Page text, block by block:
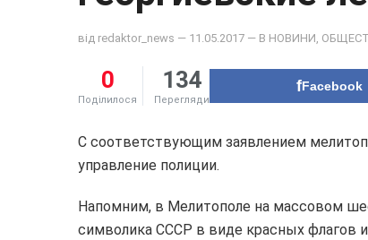
від redaktor_news — 11.05.2017 — В НОВИНИ
0
Поділилося
134
Перегляди
Facebook
С соответствующим заявлением
управление полиции.
Напомним, в Мелитополе на массовом
символика СССР в виде красных флагов